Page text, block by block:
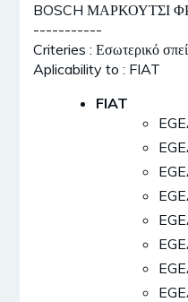
BOSCH ΜΑΡΚΟΥΤΣΙ
-----------
Criteries : Εσωτερικό
Aplicability to : FIAT
FIAT